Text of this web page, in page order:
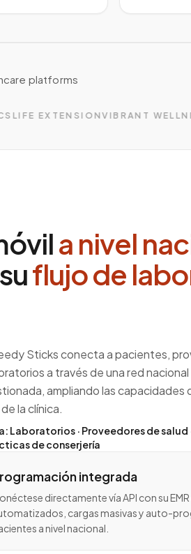
platforms
EXTENSION VIBRANT
a nivel
flujo de
Sticks conecta a pacientes,
a través de una red
ampliando las capacidades
la clínica.
Laboratorios · Proveedores de salud
de conserjería
integrada
directamente vía API con su
cargas masivas y auto-
a nivel nacional.